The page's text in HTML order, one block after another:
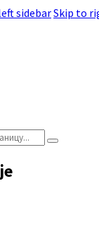
sidebarSkip to